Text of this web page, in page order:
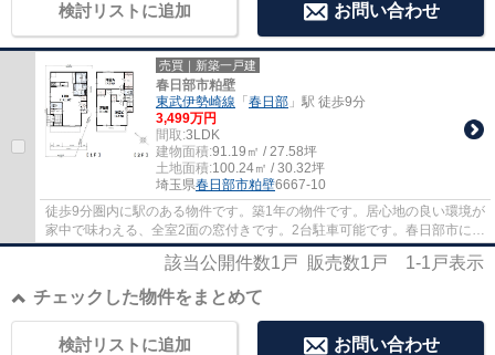
検討リストに追加 お問い合わせ
売買｜新築一戸建
春日部市粕壁
東武伊勢崎線 「 春日部 」駅 徒歩9分
3,499万円
間取:3LDK
建物面積:91.19㎡ / 27.58坪
土地面積:100.24㎡ / 30.32坪
埼玉県春日部市粕壁6667-10
徒歩9分圏内に駅のある物件です。築1年の物件です。居心地の良い環境が
家中で味わえる、全室2面の窓付きです。2台駐車可能です。春日部市にあ
る東武伊勢崎線春日部付近の一戸建て探し...
該当公開件数1 戸 販売数1 戸 1-1 戸表示
チェックした物件をまとめて
お問い合わせ
検討リストに追加